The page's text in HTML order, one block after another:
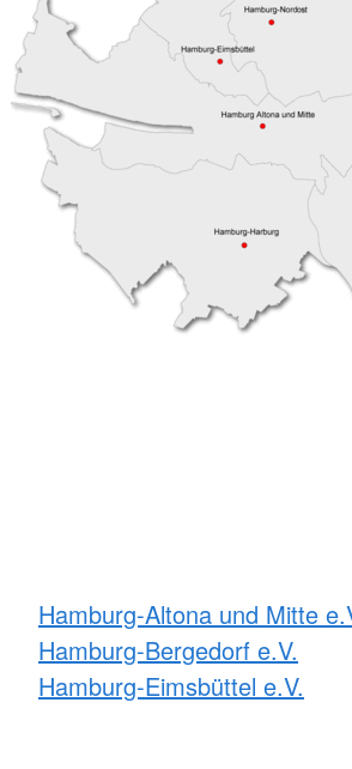
Hamburg-Altona und Mitte
Hamburg-Bergedorf e.V.
Hamburg-Eimsbüttel e.V.